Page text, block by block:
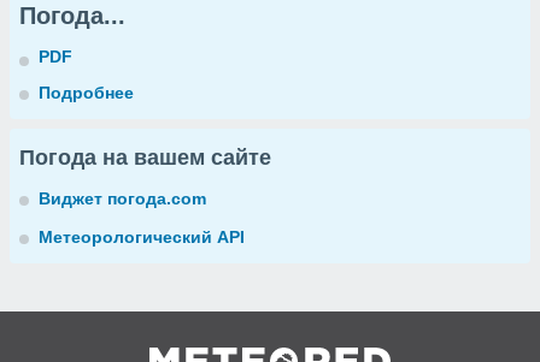
Погода...
PDF
Подробнее
Погода на вашем сайте
Виджет погода.com
Метеорологический API